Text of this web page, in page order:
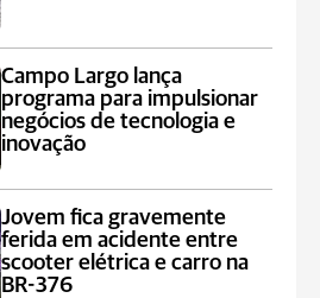
Campo Largo lança
programa para impulsionar
negócios de tecnologia e
inovação
Jovem fica gravemente
ferida em acidente entre
scooter elétrica e carro na
BR-376